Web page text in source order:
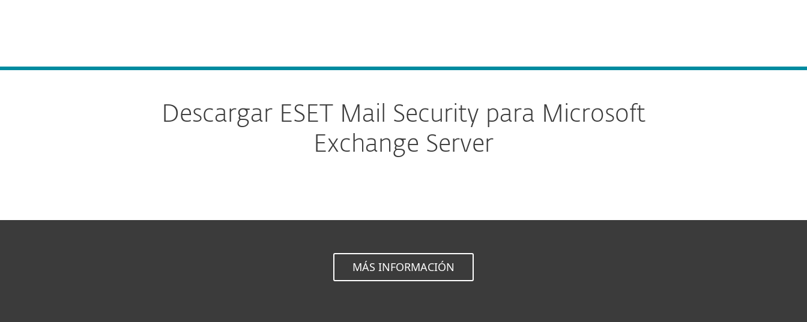
Descargar ESET Mail Security para Microsoft
Exchange Server
MÁS INFORMACIÓN